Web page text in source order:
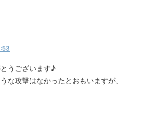
うございます♪
な攻撃はなかったとおもいますが、